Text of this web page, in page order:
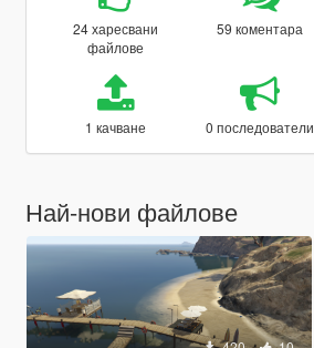
24 харесвани
файлове
59 коментара
1 качване 0 последователи
Най-нови файлове